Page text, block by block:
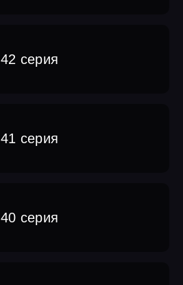
42 серия
41 серия
40 серия